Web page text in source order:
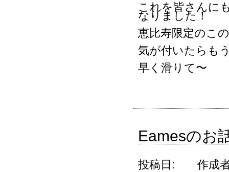
これを皆さんに
なりました！
恵比寿限定のこ
気が付いたらも
早く滑りて〜
Eamesのお
投稿日: 作成